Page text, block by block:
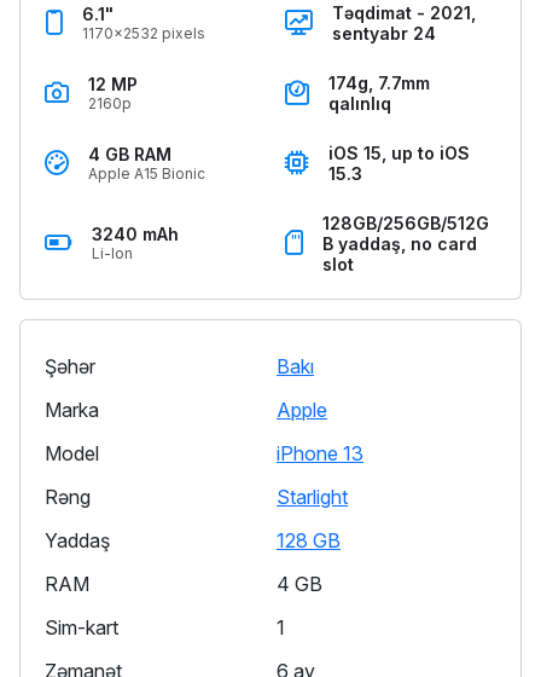
6.1"
1170x2532 pixels
Təqdimat - 2021,
sentyabr 24
12 MP
2160p
174g, 7.7mm
qalınlıq
4 GB RAM
Apple A15 Bionic
iOS 15, up to iOS
15.3
3240 mAh
Li-Ion
128GB/256GB/512G
B yaddaş, no card
slot
Şəhər
Bakı
Marka
Apple
Model
iPhone 13
Rəng
Starlight
Yaddaş
128 GB
RAM
4 GB
Sim-kart
1
Zəmanət
6 ay